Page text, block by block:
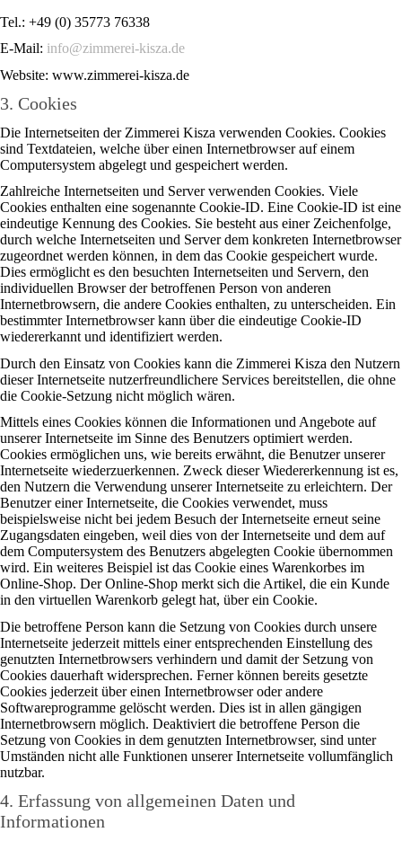
Tel.: +49 (0) 35773 76338
E-Mail: info@zimmerei-kisza.de
Website: www.zimmerei-kisza.de
3. Cookies
Die Internetseiten der Zimmerei Kisza verwenden Cookies. Cookies
sind Textdateien, welche über einen Internetbrowser auf einem
Computersystem abgelegt und gespeichert werden.
Zahlreiche Internetseiten und Server verwenden Cookies. Viele
Cookies enthalten eine sogenannte Cookie-ID. Eine Cookie-ID ist eine
eindeutige Kennung des Cookies. Sie besteht aus einer Zeichenfolge,
durch welche Internetseiten und Server dem konkreten Internetbrowser
zugeordnet werden können, in dem das Cookie gespeichert wurde.
Dies ermöglicht es den besuchten Internetseiten und Servern, den
individuellen Browser der betroffenen Person von anderen
Internetbrowsern, die andere Cookies enthalten, zu unterscheiden. Ein
bestimmter Internetbrowser kann über die eindeutige Cookie-ID
wiedererkannt und identifiziert werden.
Durch den Einsatz von Cookies kann die Zimmerei Kisza den Nutzern
dieser Internetseite nutzerfreundlichere Services bereitstellen, die ohne
die Cookie-Setzung nicht möglich wären.
Mittels eines Cookies können die Informationen und Angebote auf
unserer Internetseite im Sinne des Benutzers optimiert werden.
Cookies ermöglichen uns, wie bereits erwähnt, die Benutzer unserer
Internetseite wiederzuerkennen. Zweck dieser Wiedererkennung ist es,
den Nutzern die Verwendung unserer Internetseite zu erleichtern. Der
Benutzer einer Internetseite, die Cookies verwendet, muss
beispielsweise nicht bei jedem Besuch der Internetseite erneut seine
Zugangsdaten eingeben, weil dies von der Internetseite und dem auf
dem Computersystem des Benutzers abgelegten Cookie übernommen
wird. Ein weiteres Beispiel ist das Cookie eines Warenkorbes im
Online-Shop. Der Online-Shop merkt sich die Artikel, die ein Kunde
in den virtuellen Warenkorb gelegt hat, über ein Cookie.
Die betroffene Person kann die Setzung von Cookies durch unsere
Internetseite jederzeit mittels einer entsprechenden Einstellung des
genutzten Internetbrowsers verhindern und damit der Setzung von
Cookies dauerhaft widersprechen. Ferner können bereits gesetzte
Cookies jederzeit über einen Internetbrowser oder andere
Softwareprogramme gelöscht werden. Dies ist in allen gängigen
Internetbrowsern möglich. Deaktiviert die betroffene Person die
Setzung von Cookies in dem genutzten Internetbrowser, sind unter
Umständen nicht alle Funktionen unserer Internetseite vollumfänglich
nutzbar.
4. Erfassung von allgemeinen Daten und
Informationen